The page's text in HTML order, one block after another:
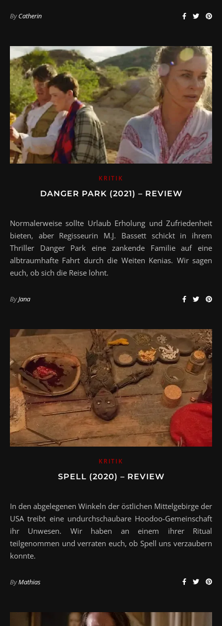
ByCatherin
KRITIK
DANGER PARK (2021) – REVIEW
Normalerweise sollte Urlaub Erholung und Zufriedenheit
bieten, aber Regisseurin M.J. Bassett schickt in ihrem
Thriller Danger Park eine zankende Familie auf eine
albtraumhafte Fahrt durch die Weiten Kenias. Wir sagen
euch, ob sich die Reise lohnt.
ByJana
KRITIK
SPELL (2020) – REVIEW
In den abgelegenen Winkeln der östlichen Mittelgebirge der
USA treibt eine undurchschaubare Hoodoo-Gemeinschaft
ihr Unwesen. Wir haben an einem ihrer Ritual
teilgenommen und verraten euch, ob Spell uns verzaubern
konnte.
ByMathias